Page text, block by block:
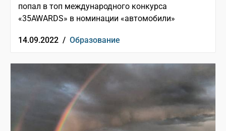
попал в топ международного конкурса
«35AWARDS» в номинации «автомобили»
14.09.2022 / Образование